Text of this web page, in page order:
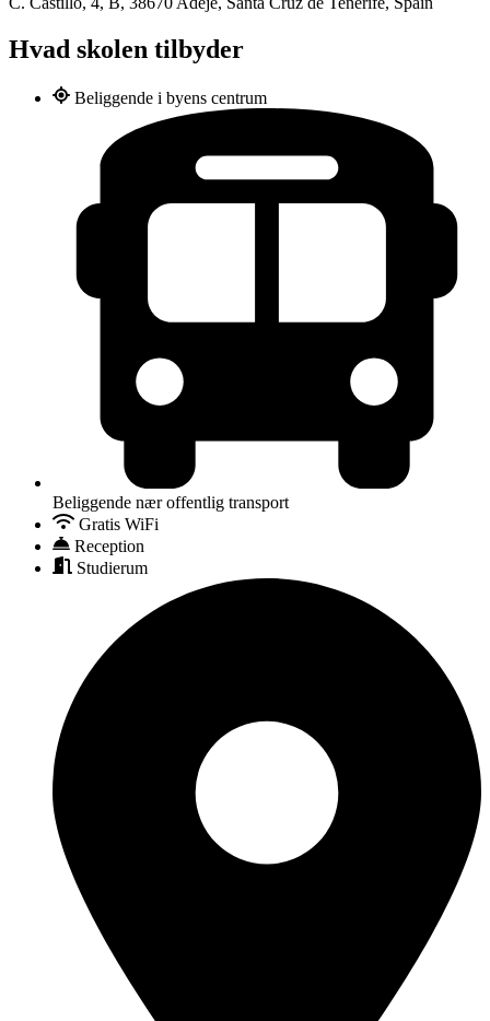
Hvad skolen tilbyder
Beliggende i byens centrum
Beliggende nær offentlig transport
Gratis WiFi
Reception
Studierum